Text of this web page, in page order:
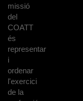
missió
del
COATT
és
representar
i
ordenar
l'exercici
de la